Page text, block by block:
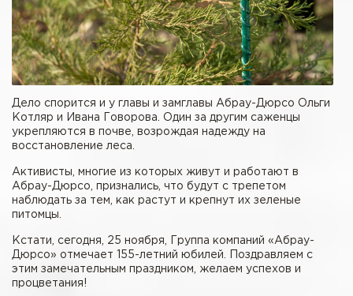
Дело спорится и у главы и замглавы Абрау-Дюрсо Ольги
Котляр и Ивана Говорова. Один за другим саженцы
укрепляются в почве, возрождая надежду на
восстановление леса.
Активисты, многие из которых живут и работают в
Абрау-Дюрсо, признались, что будут с трепетом
наблюдать за тем, как растут и крепнут их зеленые
питомцы.
Кстати, сегодня, 25 ноября, Группа компаний «Абрау-
Дюрсо» отмечает 155-летний юбилей. Поздравляем с
этим замечательным праздником, желаем успехов и
процветания!